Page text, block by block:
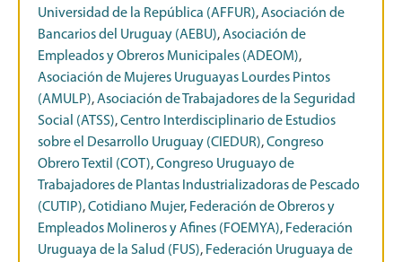
Universidad de la República (AFFUR),Asociación de
Bancarios del Uruguay (AEBU),Asociación de
Empleados y Obreros Municipales (ADEOM),
Asociación de Mujeres Uruguayas Lourdes Pintos
(AMULP),Asociación de Trabajadores de la Seguridad
Social (ATSS),Centro Interdisciplinario de Estudios
sobre el Desarrollo Uruguay (CIEDUR),Congreso
Obrero Textil (COT),Congreso Uruguayo de
Trabajadores de Plantas Industrializadoras de Pescado
(CUTIP),Cotidiano Mujer, Federación de Obreros y
Empleados Molineros y Afines (FOEMYA), Federación
Uruguaya de la Salud (FUS), Federación Uruguaya de